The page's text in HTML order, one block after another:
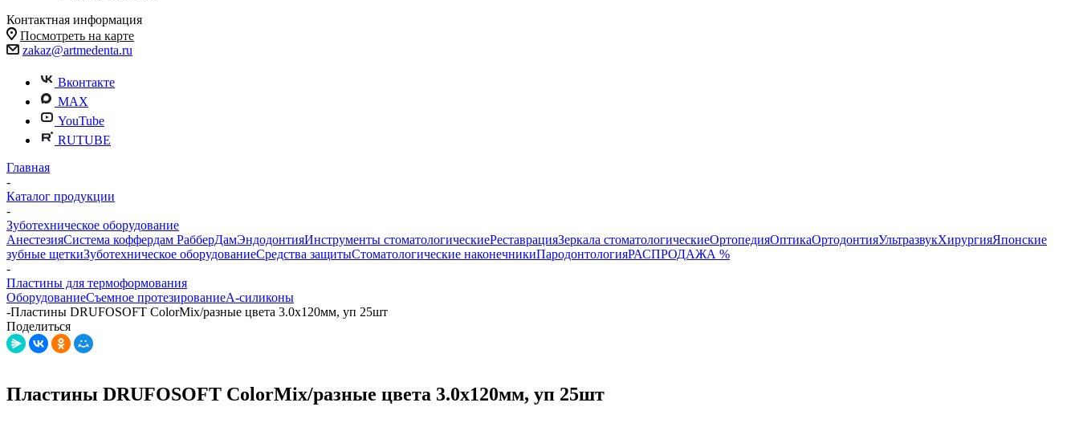
Контактная информация
Посмотреть на карте
zakaz@artmedenta.ru
Вконтакте
MAX
YouTube
RUTUBE
Главная
-
Каталог продукции
-
Зуботехническое оборудование
АнестезияСистема коффердам РабберДамЭндодонтияИнструменты стоматологическиеРеставрацияЗеркала стоматологическиеОртопедияОптикаОртодонтияУльтразвукХирургияЯпонские
зубные щеткиЗуботехническое оборудованиеСредства защитыСтоматологические наконечникиПародонтологияРАСПРОДАЖА %
-
Пластины для термоформования
ОборудованиеСъемное протезированиеА-силиконы
-Пластины DRUFOSOFT ColorMix/разные цвета 3.0x120мм, уп 25шт
Поделиться
Пластины DRUFOSOFT ColorMix/разные цвета 3.0x120мм, уп 25шт